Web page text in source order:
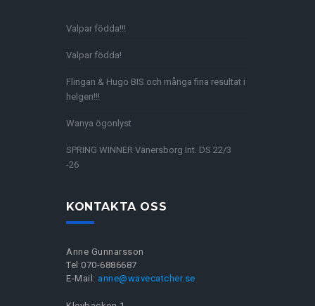
Valpar födda!!!
Valpar födda!
Flingan & Hugo BIS och många fina resultat i
helgen!!!
Wanya ögonlyst
SPRING WINNER Vänersborg Int. DS 22/3
-26
KONTAKTA OSS
Anne Gunnarsson
Tel 070-6886687
E-Mail: anne@wavecatcher.se